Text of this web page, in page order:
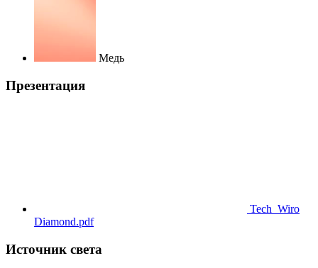
Медь
Презентация
Tech_Wiro
Diamond.pdf
Источник света